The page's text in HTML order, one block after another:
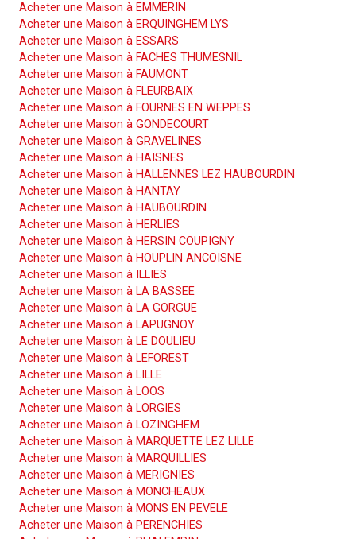
Acheter une Maison à EMMERIN
Acheter une Maison à ERQUINGHEM LYS
Acheter une Maison à ESSARS
Acheter une Maison à FACHES THUMESNIL
Acheter une Maison à FAUMONT
Acheter une Maison à FLEURBAIX
Acheter une Maison à FOURNES EN WEPPES
Acheter une Maison à GONDECOURT
Acheter une Maison à GRAVELINES
Acheter une Maison à HAISNES
Acheter une Maison à HALLENNES LEZ HAUBOURDIN
Acheter une Maison à HANTAY
Acheter une Maison à HAUBOURDIN
Acheter une Maison à HERLIES
Acheter une Maison à HERSIN COUPIGNY
Acheter une Maison à HOUPLIN ANCOISNE
Acheter une Maison à ILLIES
Acheter une Maison à LA BASSEE
Acheter une Maison à LA GORGUE
Acheter une Maison à LAPUGNOY
Acheter une Maison à LE DOULIEU
Acheter une Maison à LEFOREST
Acheter une Maison à LILLE
Acheter une Maison à LOOS
Acheter une Maison à LORGIES
Acheter une Maison à LOZINGHEM
Acheter une Maison à MARQUETTE LEZ LILLE
Acheter une Maison à MARQUILLIES
Acheter une Maison à MERIGNIES
Acheter une Maison à MONCHEAUX
Acheter une Maison à MONS EN PEVELE
Acheter une Maison à PERENCHIES